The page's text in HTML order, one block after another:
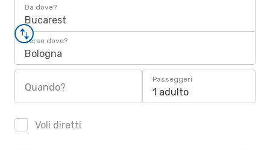
Da dove?
Bucarest
Verso dove?
Bologna
Quando?
Passeggeri
1 adulto
Voli diretti